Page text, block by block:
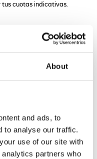
About
and ads, to
to analyse our traffic.
use of our site with
partners who
cuotas indicativas.
0.00€